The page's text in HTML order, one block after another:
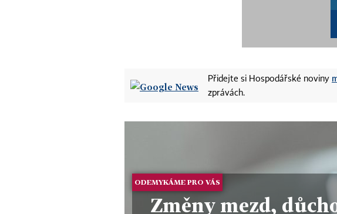
Přidejte si Hospodářské noviny
zprávách.
ODEMYKÁME PRO VÁS
Změny mezd,